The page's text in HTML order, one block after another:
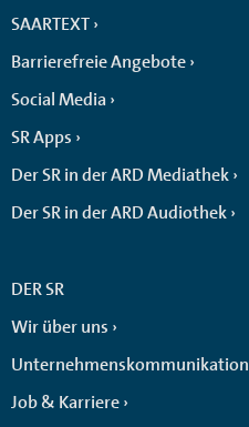
SAARTEXT
Barrierefreie Angebote
Social Media
SR Apps
Der SR in der ARD Mediathek
Der SR in der ARD Audiothek
DER SR
Wir über uns
Unternehmenskommunikation
Job & Karriere